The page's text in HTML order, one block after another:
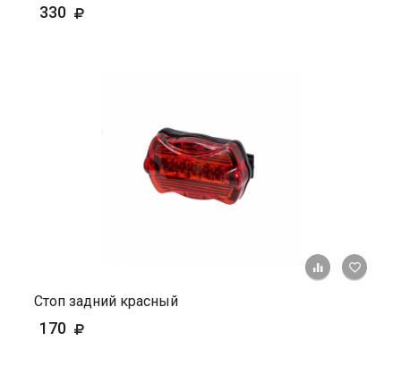
330
+ К
Стоп задний красный
170